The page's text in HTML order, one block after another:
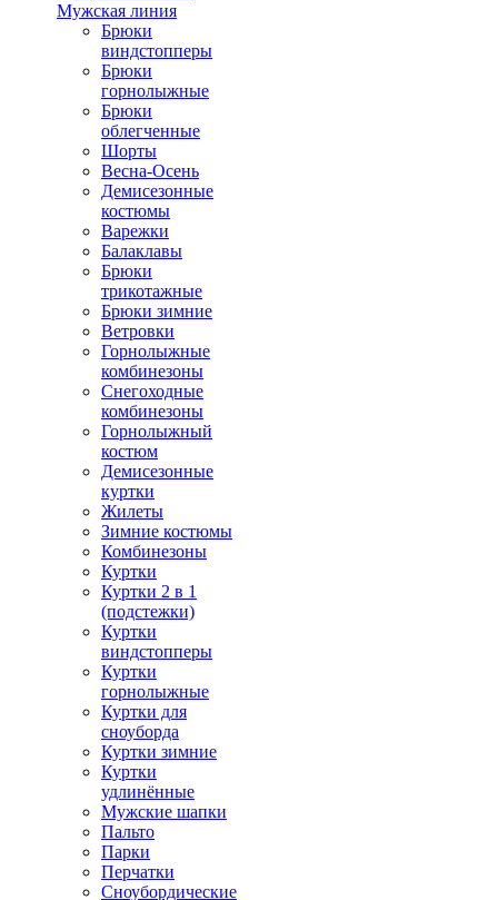
Мужская линия
Брюки
виндстопперы
Брюки
горнолыжные
Брюки
облегченные
Шорты
Весна-Осень
Демисезонные
костюмы
Варежки
Балаклавы
Брюки
трикотажные
Брюки зимние
Ветровки
Горнолыжные
комбинезоны
Снегоходные
комбинезоны
Горнолыжный
костюм
Демисезонные
куртки
Жилеты
Зимние костюмы
Комбинезоны
Куртки
Куртки 2 в 1
(подстежки)
Куртки
виндстопперы
Куртки
горнолыжные
Куртки для
сноуборда
Куртки зимние
Куртки
удлинённые
Мужские шапки
Пальто
Парки
Перчатки
Сноубордические